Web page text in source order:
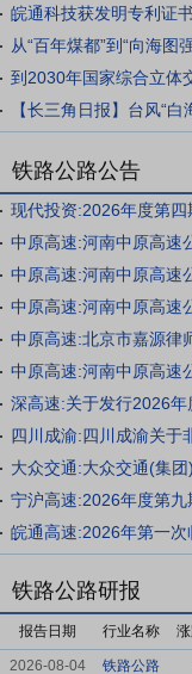
皖通科技获发明专利证书
从“百年煤都”到“向海图
铁路公路公告
现代投资:2026年度第
深高速:关于发行2026
四川成渝:四川成渝关于
宁沪高速:2026年度第
皖通高速:2026年第一次
铁路公路研报
报告日期 行业名称
2026-08-04 铁路公路